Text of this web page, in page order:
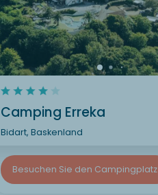
Camping Erreka
Bidart, Baskenland
Besuchen Sie den Campingplatz